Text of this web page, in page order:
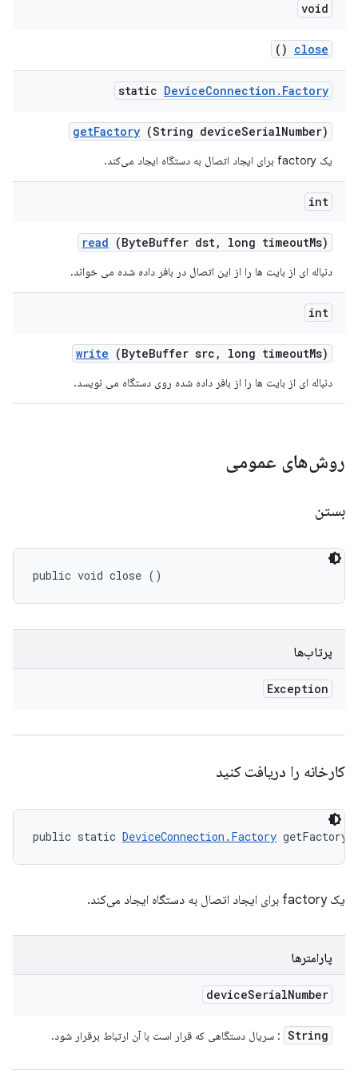
void
close
()
static DeviceConnection . Factory
getFactory (String deviceSerialNumber)
یک factory برای ایجاد اتصال به دستگاه ایجاد می‌کند.
int
read (ByteBuffer dst, long timeoutMs)
دنباله ای از بایت ها را از این اتصال در بافر داده شده می خواند.
int
write (ByteBuffer src , long timeoutMs)
دنباله ای از بایت ها را از بافر داده شده روی دستگاه می نویسد.
روش‌های عمومی
بستن
public void close ()
پرتاب‌ها
Exception
کارخانه را دریافت کنید
public static DeviceConnection.Factory getFactory
یک factory برای ایجاد اتصال به دستگاه ایجاد می‌کند.
پارامترها
deviceSerialNumber
String : سریال دستگاهی که قرار است با آن ارتباط برقرار شود.